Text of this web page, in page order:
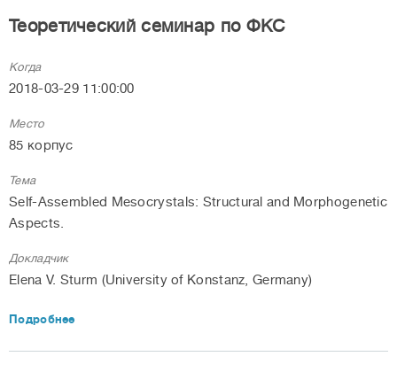
Теоретический семинар по ФКС
Когда
2018-03-29 11:00:00
Место
85 корпус
Тема
Self-Assembled Mesocrystals: Structural and Morphogenetic
Aspects.
Докладчик
Elena V. Sturm (University of Konstanz, Germany)
Подробнее